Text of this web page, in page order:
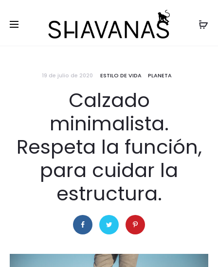
19 de julio de 2020 ESTILO DE VIDA PLANETA
Calzado
minimalista.
Respeta la función,
para cuidar la
estructura.